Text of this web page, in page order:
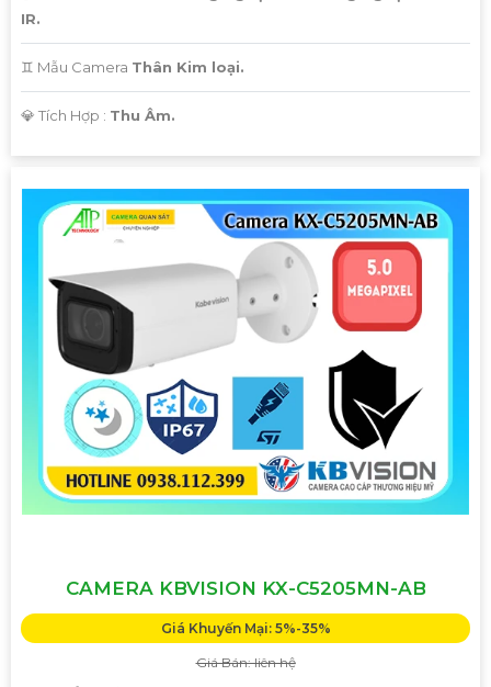
IR.
♊ Mẫu Camera Thân Kim loại.
️💎 Tích Hợp : Thu Âm.
CAMERA KBVISION KX-C5205MN-AB
Giá Khuyến Mại: 5%-35%
Giá Bán: liên hệ